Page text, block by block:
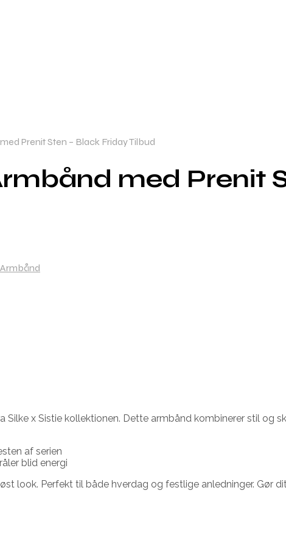
Prenit Sten – Black Friday Tilbud
med Prenit
x Sistie kollektionen. Dette armbånd kombinerer stil og
af serien
blid energi
look. Perfekt til både hverdag og festlige anledninger. Gør